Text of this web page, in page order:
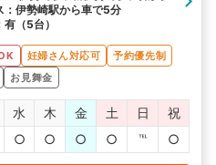
：伊勢崎駅から車で5分
（5台）
妊婦さん対応可
予約優先制
お見舞金
水 木 金 土 日
祝
○ ○ ○ ○ ℡ ○